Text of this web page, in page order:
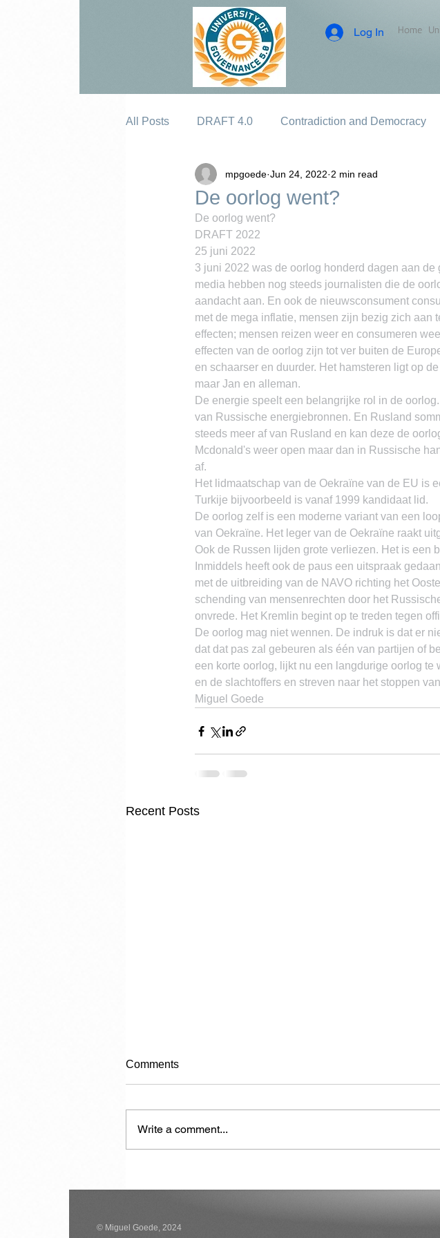
Log In Home
All Posts DRAFT 4.0 Contradiction and Democracy
De oorlog went?
mpgoede Jun 24, 2022 2 min read
De oorlog went?
DRAFT 2022
25 juni 2022
3 juni 2022 was de oorlog honderd dagen aan
media hebben nog steeds journalisten die de
aandacht aan. En ook de nieuwsconsument
met de mega inflatie, mensen zijn bezig zich aan
effecten; mensen reizen weer en consumeren
effecten van de oorlog zijn tot ver buiten de
en schaarser en duurder. Het hamsteren ligt op
maar Jan en alleman.
De energie speelt een belangrijke rol in de
van Russische energiebronnen. En Rusland
steeds meer af van Rusland en kan deze de
Mcdonald's weer open maar dan in Russische
af.
Het lidmaatschap van de Oekraïne van de EU is
Turkije bijvoorbeeld is vanaf 1999 kandidaat lid.
De oorlog zelf is een moderne variant van een
van Oekraïne. Het leger van de Oekraïne raakt
Ook de Russen lijden grote verliezen. Het is een
Inmiddels heeft ook de paus een uitspraak
met de uitbreiding van de NAVO richting het
schending van mensenrechten door het
onvrede. Het Kremlin begint op te treden tegen
De oorlog mag niet wennen. De indruk is dat er
dat dat pas zal gebeuren als één van partijen of
een korte oorlog, lijkt nu een langdurige oorlog
en de slachtoffers en streven naar het stoppen
Miguel Goede
Recent Posts
the Next Two Years
Curaçao in
Comments
Write a comment...
© Miguel Goede, 2024